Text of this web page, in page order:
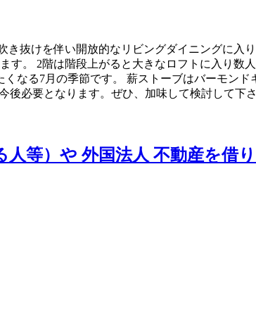
抜けを伴い開放的なリビングダイニングに入
。 2階は階段上がると大きなロフトに入り数
なる7月の季節です。 薪ストーブはバーモン
必要となります。ぜひ、加味して検討して下さ
等）や 外国法人 不動産を借